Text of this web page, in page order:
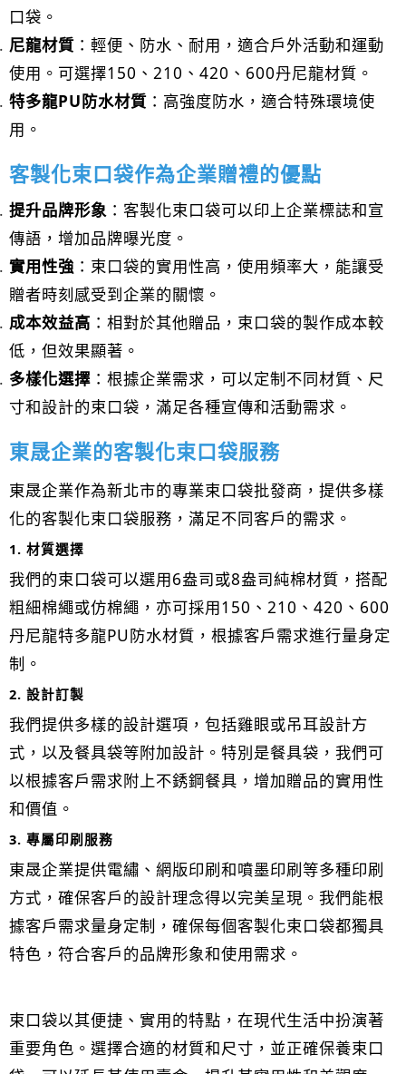
口袋。
尼龍材質 ：輕便、防水、耐用，適合戶外活動和運動
使用。可選擇150、210、420、600丹尼龍材質。
特多龍PU防水材質 ：高強度防水，適合特殊環境使
用。
客製化束口袋作為企業贈禮的優點
提升品牌形象 ：客製化束口袋可以印上企業標誌和宣
傳語，增加品牌曝光度。
實用性強 ：束口袋的實用性高，使用頻率大，能讓受
贈者時刻感受到企業的關懷。
成本效益高 ：相對於其他贈品，束口袋的製作成本較
低，但效果顯著。
多樣化選擇 ：根據企業需求，可以定制不同材質、尺
寸和設計的束口袋，滿足各種宣傳和活動需求。
東晟企業的客製化束口袋服務
東晟企業作為新北市的專業束口袋批發商，提供多樣
化的客製化束口袋服務，滿足不同客戶的需求。
1. 材質選擇
我們的束口袋可以選用6盎司或8盎司純棉材質，搭配
粗細棉繩或仿棉繩，亦可採用150、210、420、600
丹尼龍特多龍PU防水材質，根據客戶需求進行量身定
制。
2. 設計訂製
我們提供多樣的設計選項，包括雞眼或吊耳設計方
式，以及餐具袋等附加設計。特別是餐具袋，我們可
以根據客戶需求附上不銹鋼餐具，增加贈品的實用性
和價值。
3. 專屬印刷服務
東晟企業提供電繡、網版印刷和噴墨印刷等多種印刷
方式，確保客戶的設計理念得以完美呈現。我們能根
據客戶需求量身定制，確保每個客製化束口袋都獨具
特色，符合客戶的品牌形象和使用需求。
束口袋以其便捷、實用的特點，在現代生活中扮演著
重要角色。選擇合適的材質和尺寸，並正確保養束口